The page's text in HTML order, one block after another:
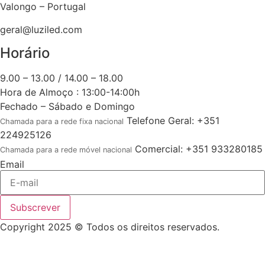
Valongo – Portugal
geral@luziled.com
Horário
9.00 – 13.00 / 14.00 – 18.00
Hora de Almoço : 13:00-14:00h
Fechado – Sábado e Domingo
Chamada para a rede fixa nacional Telefone Geral: +351
224925126
Chamada para a rede móvel nacional Comercial: +351 933280185
Email
Subscrever
Copyright 2025 © Todos os direitos reservados.